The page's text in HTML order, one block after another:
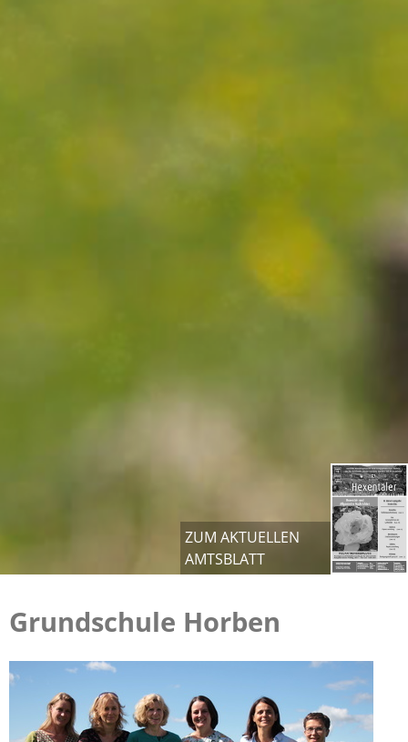
ZUM AKTUELLEN
AMTSBLATT
Grundschule Horben